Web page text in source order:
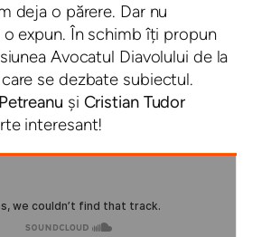
deja o părere. Dar nu
expun. În schimb îți propun
Avocatul Diavolului de la
se dezbate subiectul.
și Cristian Tudor
interesant!